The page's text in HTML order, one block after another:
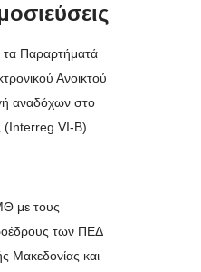
τα Παραρτήματά
Ανοικτού
αναδόχων στο
(Interreg VI-B)
με τους
των ΠΕΔ
Μακεδονίας και